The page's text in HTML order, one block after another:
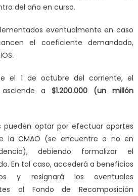
del año en curso.
eventualmente en caso
el coeficiente demandado,
.
el 1 de octubre del corriente,el
a $1.200.000 (un millón
pueden optar por efectuaraportes
la CMAO (se encuentre o no en
debiendo formalizar el
En tal caso, accederá a beneficios
y resignará los eventuales
al Fondo de Recomposición